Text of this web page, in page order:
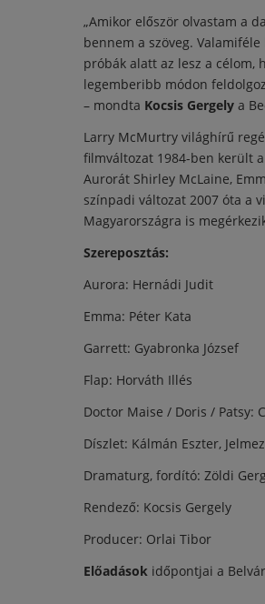
„Amikor először olvastam a
bennem a szöveg.
próbák alatt az lesz a célom,
legemberibb módon
– mondta Kocsis Gergely a
Larry McMurtry világhírű
filmváltozat 1984-ben került
Aurorát Shirley McLaine,
színpadi változat 2007 óta a
Magyarországra is
Szereposztás:
Aurora: Hernádi Judit
Emma: Péter Kata
Garrett: Gyabronka József
Flap: Horváth Illés
Doctor Maise / Doris / Patsy:
Díszlet: Kálmán Eszter,
Dramaturg, fordító: Zöldi
Rendező: Kocsis Gergely
Producer: Orlai Tibor
Előadások időpontjai a